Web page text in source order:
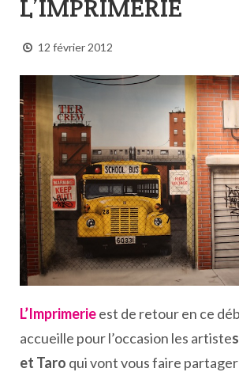
CONTACT
L’IMPRIMERIE
12 février 2012
L’Imprimerieest de retour en ce
accueille pour l’occasion les artiste
et Taro qui vont vous faire